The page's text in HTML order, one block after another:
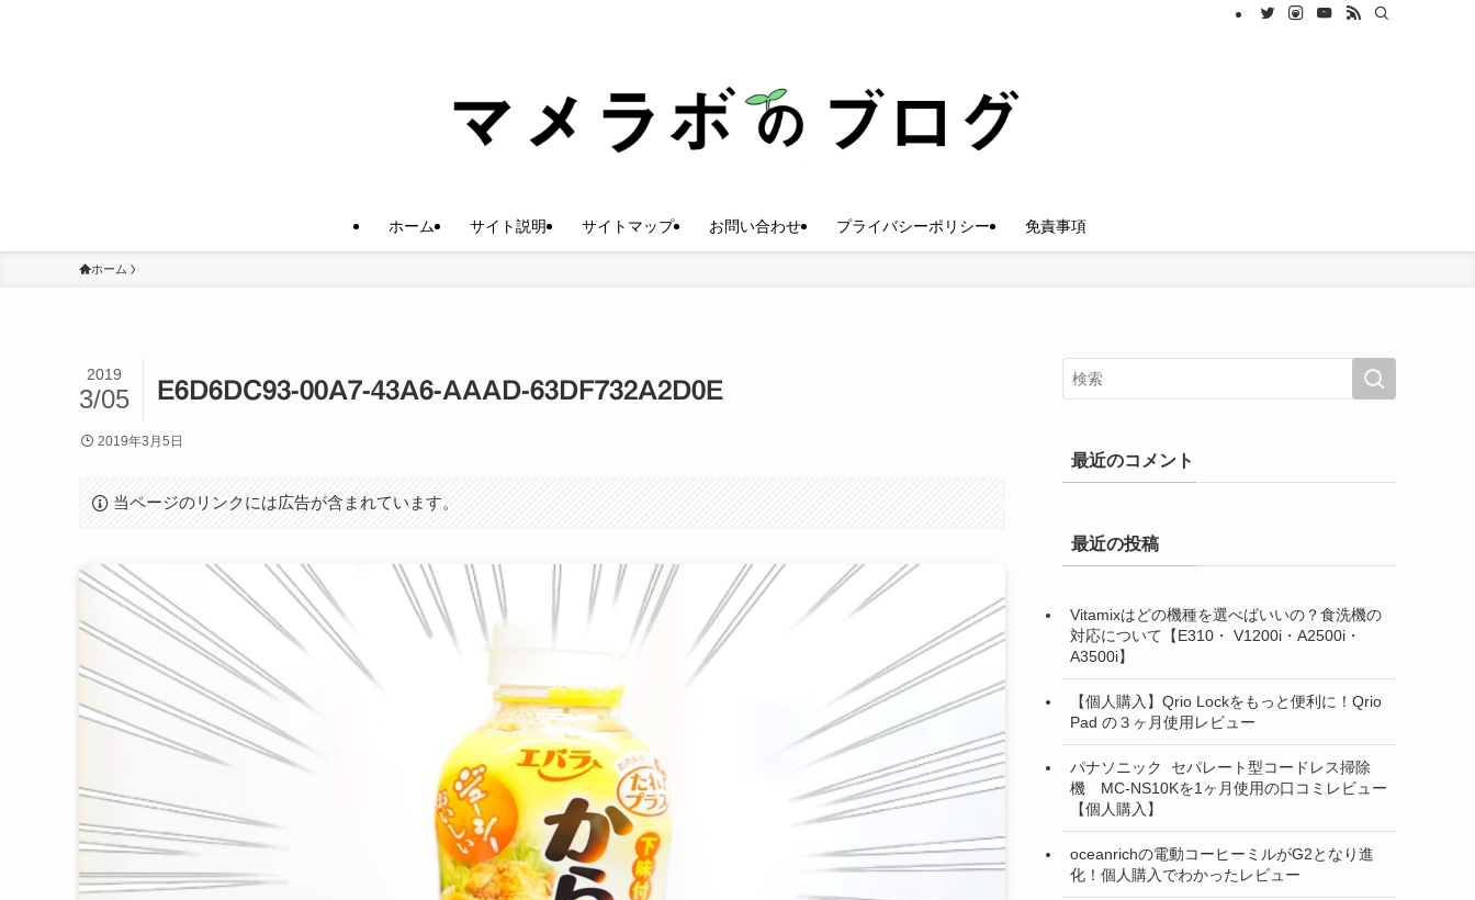
ホーム サイト説明 サイトマップ お問い合わせ プライバシーポリシー 免責事項
ホーム
E6D6DC93-00A7-43A6-AAAD-63DF732A2D0E
2019
3/05
2019年3月5日
当ページのリンクには広告が含まれています。
最近のコメント
最近の投稿
Vitamixはどの機種を選べばいいの？食洗機の
対応について【E310・ V1200i・A2500i・
A3500i】
【個人購入】Qrio Lockをもっと便利に！Qrio
Pad の３ヶ月使用レビュー
パナソニック セパレート型コードレス掃除
機 MC-NS10Kを1ヶ月使用の口コミレビュー
【個人購入】
oceanrichの電動コーヒーミルがG2となり進
化！個人購入でわかったレビュー